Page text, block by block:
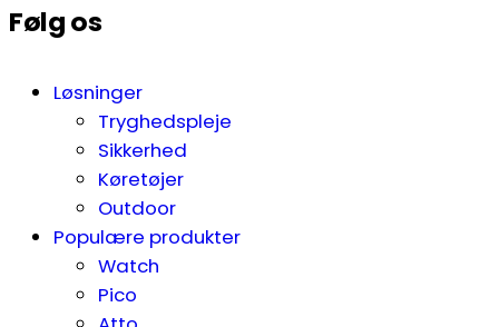
Følg os
Løsninger
Tryghedspleje
Sikkerhed
Køretøjer
Outdoor
Populære produkter
Watch
Pico